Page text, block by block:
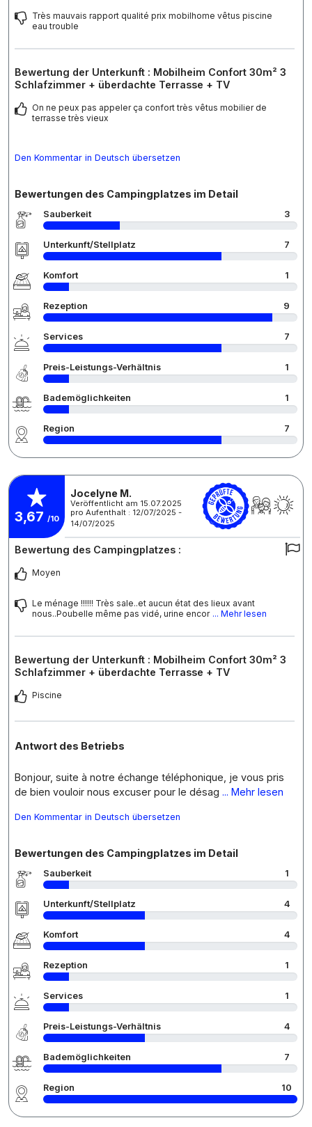
Très mauvais rapport qualité prix mobilhome vêtus piscine
eau trouble
Bewertung der Unterkunft : Mobilheim Confort 30m² 3
Schlafzimmer + überdachte Terrasse + TV
On ne peux pas appeler ça confort très vêtus mobilier de
terrasse très vieux
Den Kommentar in Deutsch übersetzen
Bewertungen des Campingplatzes im Detail
Sauberkeit 3
Unterkunft/Stellplatz 7
Komfort 1
Rezeption 9
Services 7
Preis-Leistungs-Verhältnis 1
Bademöglichkeiten 1
Region 7
3,67 /10
Jocelyne M.
Veröffentlicht am 15.07.2025
pro Aufenthalt : 12/07/2025 -
14/07/2025
Bewertung des Campingplatzes :
Moyen
Le ménage !!!!!! Très sale..et aucun état des lieux avant
nous..Poubelle même pas vidé, urine encor ... Mehr lesen
Bewertung der Unterkunft : Mobilheim Confort 30m² 3
Schlafzimmer + überdachte Terrasse + TV
Piscine
Antwort des Betriebs
Bonjour, suite à notre échange téléphonique, je vous pris
de bien vouloir nous excuser pour le désag ... Mehr lesen
Den Kommentar in Deutsch übersetzen
Bewertungen des Campingplatzes im Detail
Sauberkeit 1
Unterkunft/Stellplatz 4
Komfort 4
Rezeption 1
Services 1
Preis-Leistungs-Verhältnis 4
Bademöglichkeiten 7
Region 10